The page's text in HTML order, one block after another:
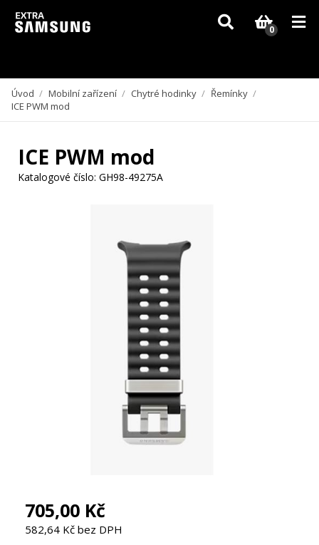
Vzhledem k aktuální situaci se může dodání dílů, které nejsou skladem,
zpozdit. Děkujeme za pochopení.
0
Úvod / Mobilní zařízení / Chytré hodinky / Řemínky /
ICE PWM mod
ICE PWM mod
Katalogové číslo: GH98-49275A
705,00 Kč
582,64 Kč bez DPH